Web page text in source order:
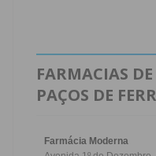
FARMACIAS
PAÇOS DE